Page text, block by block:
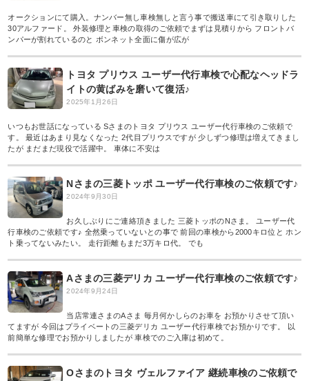
オークションにて購入。ナンバー無し車検無しと言う事で搬送車にて引き取りした
30アルファード。 外装修理と車検の取得のご依頼でまずは見積りから フロントバ
ンパーが割れているのと ボンネット全面に傷が広が
トヨタ プリウス ユーザー代行車検で心配なヘッドラ
イトの黄ばみを磨いて復活♪
2025年1月26日
いつもお世話になっている Sさまのトヨタ プリウス ユーザー代行車検のご依頼で
す。 最近はあまり見なくなった 2代目プリウスですが 少しずつ修理は増えてきまし
たが まだまだ現役で活躍中。 車体に不安は
Nさまの三菱トッポ ユーザー代行車検のご依頼です♪
2024年9月30日
お久しぶりにご連絡頂きました 三菱トッポのNさま。 ユーザー代
行車検のご依頼です♪ 全然乗っていないとの事で 前回の車検から2000キロ位と ホン
ト乗ってないみたい。 走行距離もまだ3万キロ代。 でも
Aさまの三菱デリカ ユーザー代行車検のご依頼です♪
2024年9月24日
当店常連さまのAさま 毎月何かしらのお車を お預かりさせて頂い
てますが 今回はプライベートの三菱デリカ ユーザー代行車検でお預かりです。 以
前簡単な修理でお預かりしましたが 車検でのご入庫は初めて。
Oさまのトヨタ ヴェルファイア 継続車検のご依頼で